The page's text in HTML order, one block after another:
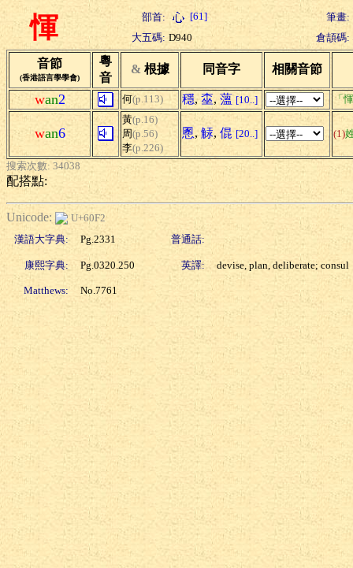
惲 部首: [61]
筆畫:
大五碼: D940 倉頡碼:
音節
(香港語言學學會)
粵
音
& 根據 同音字 相關音節
wan2 何(p.113) 穩, 桽, 薀 [10..] 「
wan6
黃(p.16)
周(p.56)
李(p.226)
慁, 觨, 倱 [20..] (1)
搜索次數: 34038
配搭點:
Unicode:
U+60F2
漢語大字典:
Pg.2331 普通話:
康熙字典: Pg.0320.250 英譯: devise, plan, deliberate; consul
Matthews: No.7761